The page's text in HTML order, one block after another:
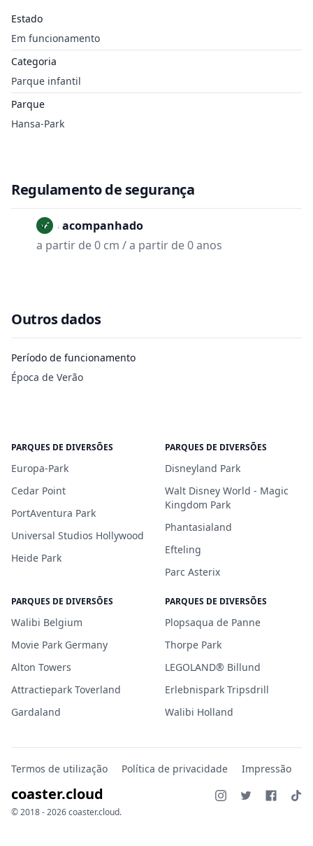
Estado
Em funcionamento
Categoria
Parque infantil
Parque
Hansa-Park
Regulamento de segurança
Não acompanhado
a partir de 0 cm / a partir de 0 anos
Outros dados
Período de funcionamento
Época de Verão
PARQUES DE DIVERSÕES
Europa-Park
Cedar Point
PortAventura Park
Universal Studios Hollywood
Heide Park
PARQUES DE DIVERSÕES
Disneyland Park
Walt Disney World - Magic
Kingdom Park
Phantasialand
Efteling
Parc Asterix
PARQUES DE DIVERSÕES
Walibi Belgium
Movie Park Germany
Alton Towers
Attractiepark Toverland
Gardaland
PARQUES DE DIVERSÕES
Plopsaqua de Panne
Thorpe Park
LEGOLAND® Billund
Erlebnispark Tripsdrill
Walibi Holland
Termos de utilização Política de privacidade Impressão
coaster.cloud
© 2018 - 2026 coaster.cloud.